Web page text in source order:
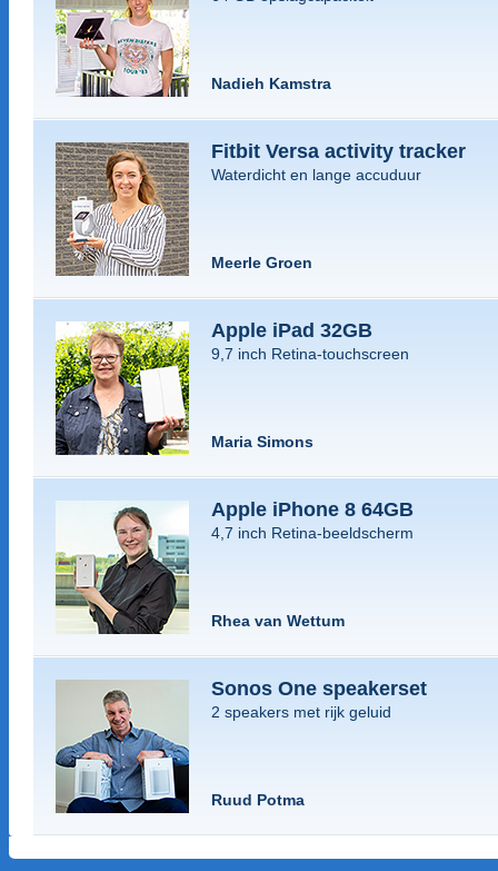
Nadieh Kamstra
Fitbit Versa activity tracker
Waterdicht en lange accuduur
Meerle Groen
Apple iPad 32GB
9,7 inch Retina-touchscreen
Maria Simons
Apple iPhone 8 64GB
4,7 inch Retina-beeldscherm
Rhea van Wettum
Sonos One speakerset
2 speakers met rijk geluid
Ruud Potma